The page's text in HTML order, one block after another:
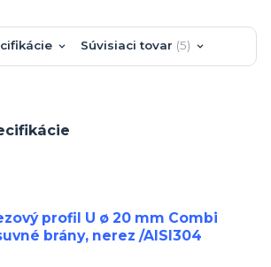
Súvisiaci tovar 5
profil U ø 20 mm Combi
brány, nerez /AISI304